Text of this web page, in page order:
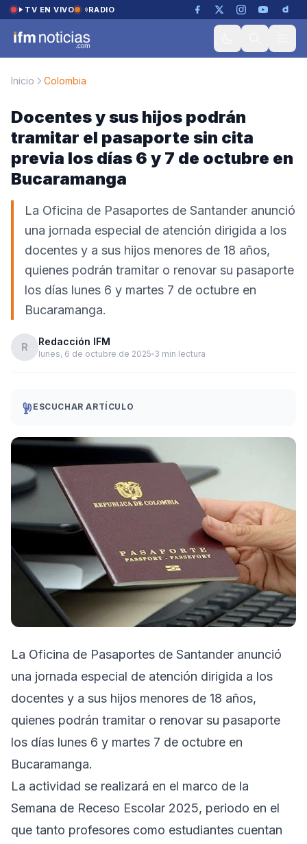
Saltar al contenido
TV EN VIVO RADIO
Inicio Colombia
Docentes y sus hijos podrán
tramitar el pasaporte sin cita
previa los días 6 y 7 de octubre en
Bucaramanga
La Oficina de Pasaportes de Santander anunció
una jornada especial de atención dirigida a los
docentes y a sus hijos menores de 18 años,
quienes podrán tramitar o renovar su pasaporte
los días lunes 6 y martes 7 de octubre en
Bucaramanga.
R Redacción IFM
lunes, 6 de octubre de 2025 3 min lectura
ESCUCHAR ARTÍCULO
La Oficina de Pasaportes de Santander anunció
una jornada especial de atención dirigida a los
docentes y a sus hijos menores de 18 años,
quienes podrán tramitar o renovar su pasaporte
los días lunes 6 y martes 7 de octubre en
Bucaramanga.
La actividad se realizará en el marco de la
Semana de Receso Escolar 2025, periodo en el
que tanto profesores como estudiantes cuentan